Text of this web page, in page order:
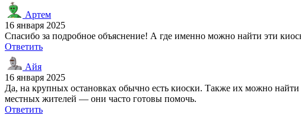
Артем
16 января 2025
Спасибо за подробное объяснение! А где именно можно найти эти
Ответить
Айя
16 января 2025
Да, на крупных остановках обычно есть киоски. Также их можно
местных жителей — они часто готовы помочь.
Ответить